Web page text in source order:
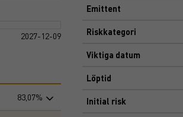
2027-12-09
83,07%
Emittent
Riskkategori
Viktiga datum
Löptid
Initial risk